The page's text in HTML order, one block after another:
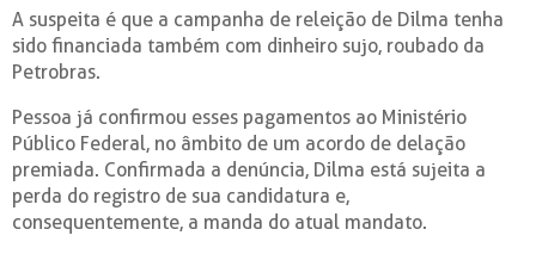
A suspeita é que a campanha de releição de Dilma tenha
sido financiada também com dinheiro sujo, roubado da
Petrobras.
Pessoa já confirmou esses pagamentos ao Ministério
Público Federal, no âmbito de um acordo de delação
premiada. Confirmada a denúncia, Dilma está sujeita a
perda do registro de sua candidatura e,
consequentemente, a manda do atual mandato.